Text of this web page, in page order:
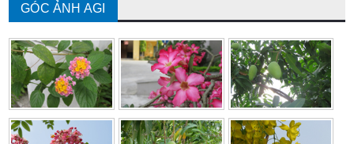
GÓC ẢNH AGI